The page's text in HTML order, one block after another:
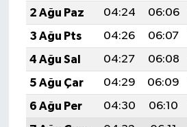
2 Ağu Paz
04:24 06:06
3 Ağu Pts
04:26 06:07
4 Ağu Sal
04:27 06:08
5 Ağu Çar
04:29 06:09
6 Ağu Per
04:30 06:10